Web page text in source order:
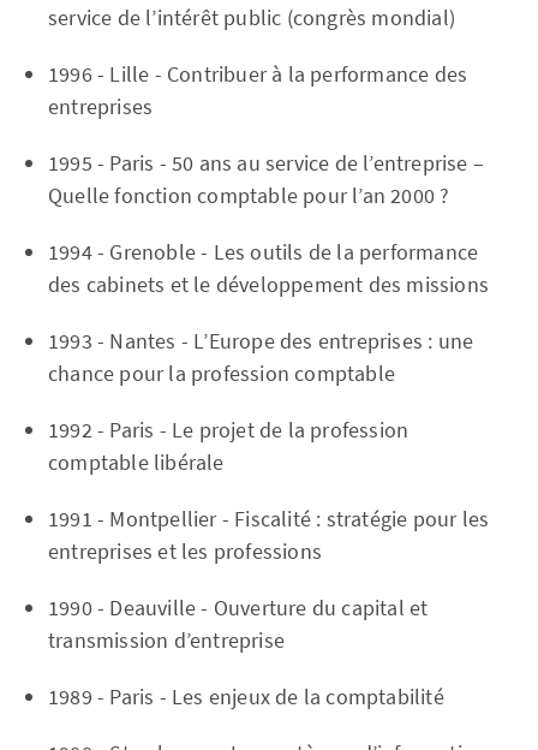
service de l’intérêt public (congrès mondial)
1996 - Lille - Contribuer à la performance des
entreprises
1995 - Paris - 50 ans au service de l’entreprise –
Quelle fonction comptable pour l’an 2000 ?
1994 - Grenoble - Les outils de la performance
des cabinets et le développement des missions
1993 - Nantes - L’Europe des entreprises : une
chance pour la profession comptable
1992 - Paris - Le projet de la profession
comptable libérale
1991 - Montpellier - Fiscalité : stratégie pour les
entreprises et les professions
1990 - Deauville - Ouverture du capital et
transmission d’entreprise
1989 - Paris - Les enjeux de la comptabilité